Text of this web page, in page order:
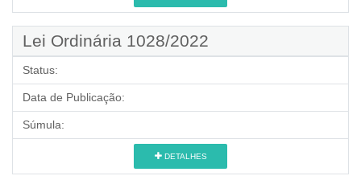
Lei Ordinária 1028/2022
Status:
Data de Publicação:
Súmula:
DETALHES